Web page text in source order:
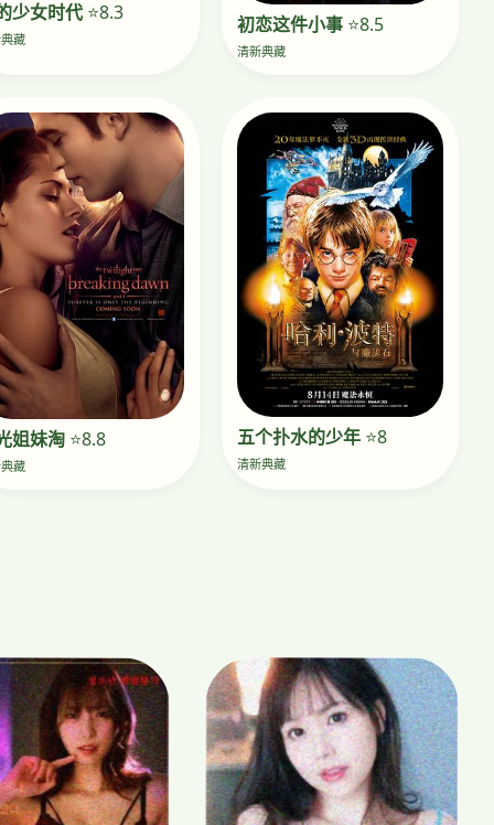
少女时代⭐8.3
藏
初恋这件小事⭐8.5
清新典藏
姐妹淘 ⭐8.8
藏
五个扑水的少年⭐8
清新典藏